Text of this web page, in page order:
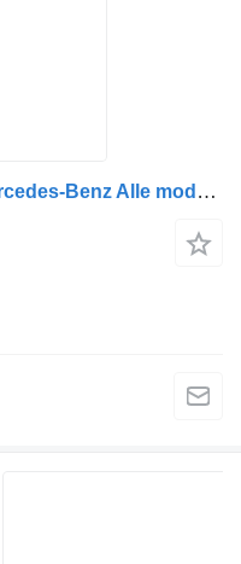
Etrier frana pentru autobuz Mercedes-Benz Alle modellen